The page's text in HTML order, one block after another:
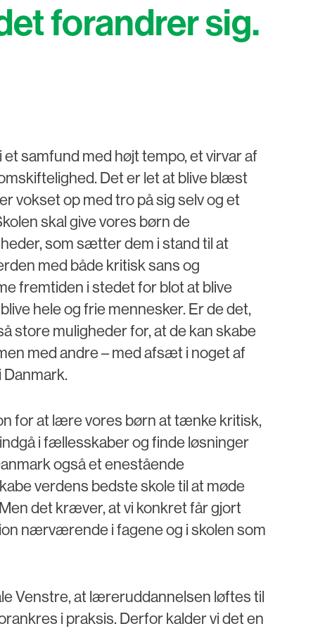
forandrer sig.
samfund med højt tempo, et virvar af
Det er let at blive blæst
vokset op med tro på sig selv og et
skal give vores børn de
som sætter dem i stand til at
med både kritisk sans og
fremtiden i stedet for blot at blive
hele og frie mennesker. Er de det,
store muligheder for, at de kan skabe
med andre – med afsæt i noget af
Danmark.
for at lære vores børn at tænke kritisk,
i fællesskaber og finde løsninger
også et enestående
verdens bedste skole til at møde
det kræver, at vi konkret får gjort
nærværende i fagene og i skolen som
Venstre, at læreruddannelsen løftes til
i praksis. Derfor kalder vi det en